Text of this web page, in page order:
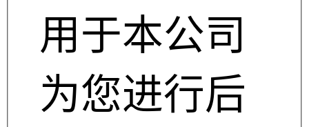
用于本公司
为您进行后